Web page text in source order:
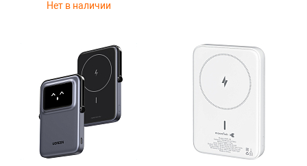
Нет в наличии